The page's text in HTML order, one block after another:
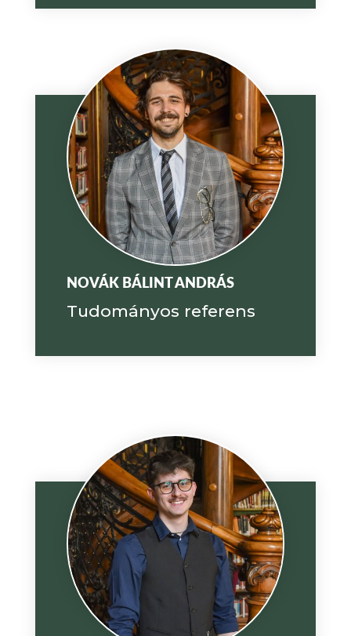
NOVÁK BÁLINT ANDRÁS
Tudományos referens